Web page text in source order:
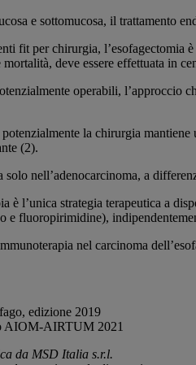
e sottomucosa, il trattamento
fit per chirurgia, l’esofagectomia
deve essere effettuata in
operabili, l’approccio
la chirurgia
(2).
nell’adenocarcinoma, a
è l’unica strategia terapeutica a
e fluoropirimidine),
nel carcinoma
edizione 2019
AIOM-AIRTUM 2021
da MSD Italia s.r.l.